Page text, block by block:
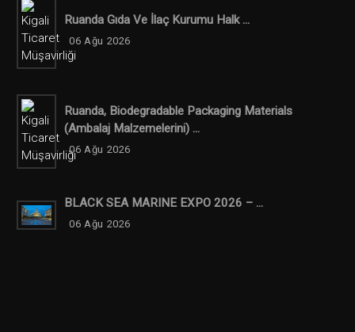
Ruanda Gıda Ve İlaç Kurumu Halk ...
06 Ağu 2026
Ruanda, Biodegradable Packaging Materials
(ambalaj Malzemelerini) ...
06 Ağu 2026
BLACK SEA MARINE EXPO 2026 – ...
06 Ağu 2026